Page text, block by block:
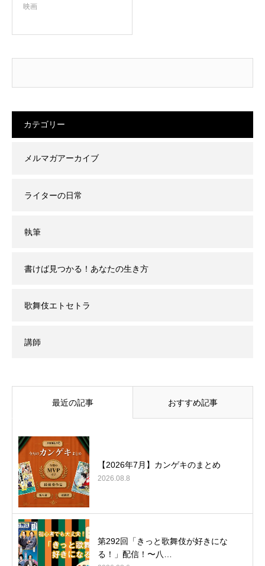
映画
カテゴリー
メルマガアーカイブ
ライターの日常
執筆
書けば見つかる！あなたの生き方
歌舞伎エトセトラ
講師
最近の記事 おすすめ記事
【2026年7月】カンゲキのまとめ
2026.08.8
第292回「きっと歌舞伎が好きにな
る！」配信！〜八…